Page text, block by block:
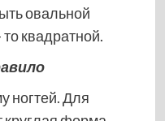
овальной
квадратной.
ногтей. Для